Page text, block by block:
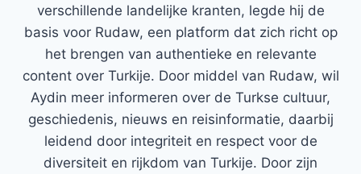
verschillende landelijke kranten, legde hij de
basis voor Rudaw, een platform dat zich richt op
het brengen van authentieke en relevante
content over Turkije. Door middel van Rudaw, wil
Aydin meer informeren over de Turkse cultuur,
geschiedenis, nieuws en reisinformatie, daarbij
leidend door integriteit en respect voor de
diversiteit en rijkdom van Turkije. Door zijn